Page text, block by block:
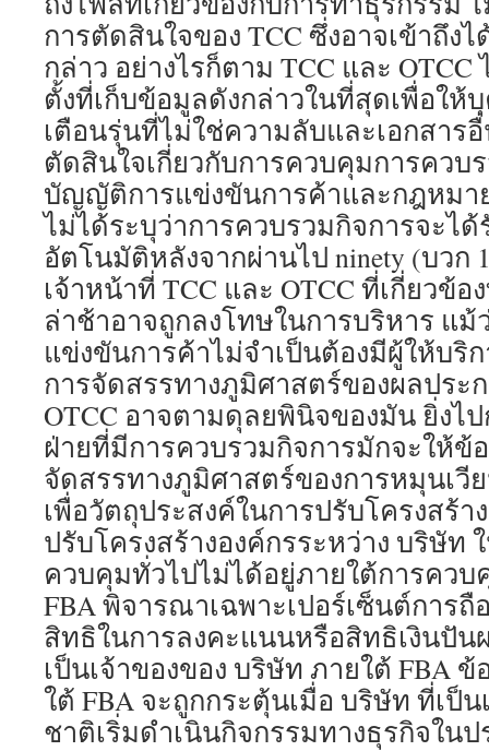
การตัดสินใจของ TCC ซึ่งอาจเข้าถึง
กล่าว อย่างไรก็ตาม TCC และ
ตั้งที่เก็บข้อมูลดังกล่าวในที่สุดเพื่อให้
เตือนรุ่นที่ไม่ใช่ความลับและเอกสาร
ตัดสินใจเกี่ยวกับการควบคุมการควบ
บัญญัติการแข่งขันการค้าและกฎหมา
ไม่ได้ระบุว่าการควบรวมกิจการจะไ
อัตโนมัติหลังจากผ่านไป ninety (บวก
เจ้าหน้าที่ TCC และ OTCC ที่เกี่ยวข้
ล่าช้าอาจถูกลงโทษในการบริหาร แ
แข่งขันการค้าไม่จำเป็นต้องมีผู้ให้บริก
การจัดสรรทางภูมิศาสตร์ของผลประ
OTCC อาจตามดุลยพินิจของมัน ยิ่งไ
ฝ่ายที่มีการควบรวมกิจการมักจะให้ข้
จัดสรรทางภูมิศาสตร์ของการหมุนเวี
เพื่อวัตถุประสงค์ในการปรับโครงสร้
ปรับโครงสร้างองค์กรระหว่าง บริษัท
ควบคุมทั่วไปไม่ได้อยู่ภายใต้การควบ
FBA พิจารณาเฉพาะเปอร์เซ็นต์การ
สิทธิในการลงคะแนนหรือสิทธิเงินปัน
เป็นเจ้าของของ บริษัท ภายใต้ FBA
ใต้ FBA จะถูกกระตุ้นเมื่อ บริษัท ที่เป็
ชาติเริ่มดำเนินกิจกรรมทางธุรกิจในป